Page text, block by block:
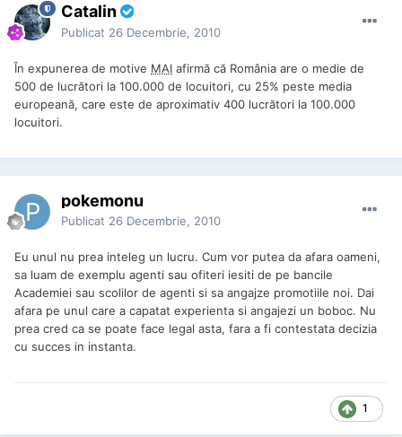
Catalin
Publicat 26 Decembrie, 2010
În expunerea de motive MAI afirmă că România are o medie de
500 de lucrători la 100.000 de locuitori, cu 25% peste media
europeană, care este de aproximativ 400 lucrători la 100.000
locuitori.
pokemonu
Publicat 26 Decembrie, 2010
Eu unul nu prea inteleg un lucru. Cum vor putea da afara oameni,
sa luam de exemplu agenti sau ofiteri iesiti de pe bancile
Academiei sau scolilor de agenti si sa angajze promotiile noi. Dai
afara pe unul care a capatat experienta si angajezi un boboc. Nu
prea cred ca se poate face legal asta, fara a fi contestata decizia
cu succes in instanta.
1